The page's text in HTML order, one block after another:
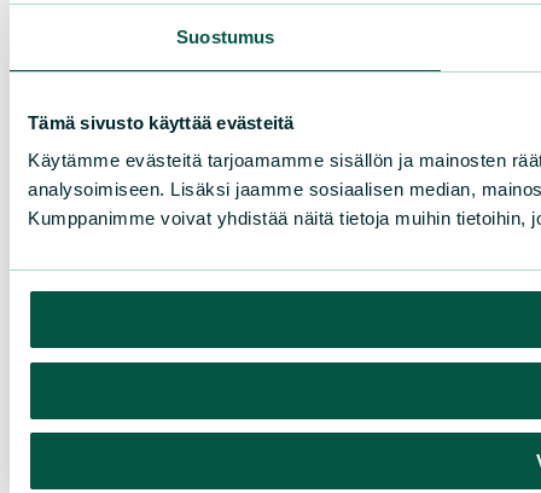
Suostumus
Tämä sivusto käyttää evästeitä
Käytämme evästeitä tarjoamamme sisällön ja mainosten
analysoimiseen. Lisäksi jaamme sosiaalisen median,
Kumppanimme voivat yhdistää näitä tietoja muihin tietoihin,